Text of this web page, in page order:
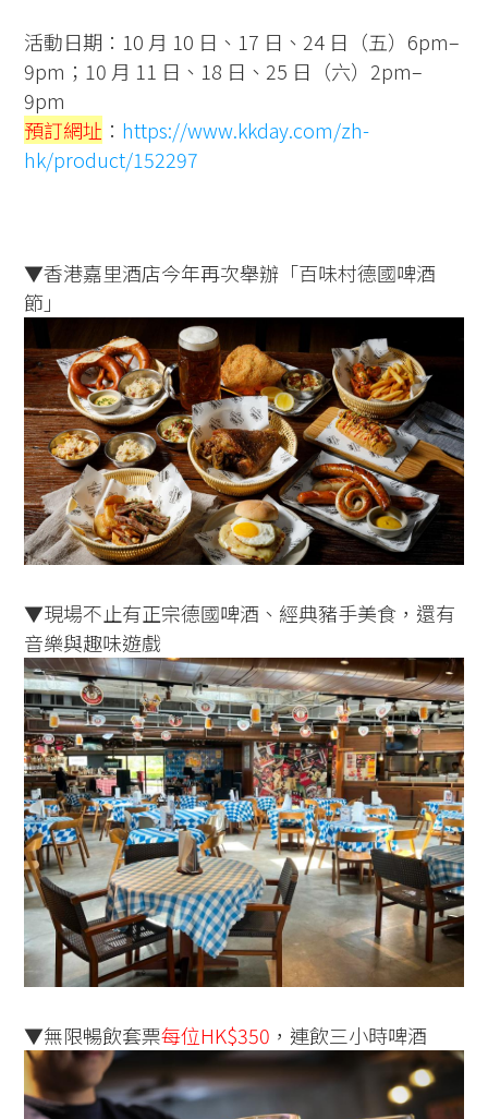
活動日期：10 月 10 日、17 日、24 日（五）6pm–
9pm；10 月 11 日、18 日、25 日（六）2pm–
9pm
預訂網址 ： https://www.kkday.com/zh-
hk/product/152297
▼香港嘉里酒店今年再次舉辦「百味村德國啤酒
節」
▼現場不止有正宗德國啤酒、經典豬手美食，還有
音樂與趣味遊戲
▼無限暢飲套票每位HK$350 ，連飲三小時啤酒